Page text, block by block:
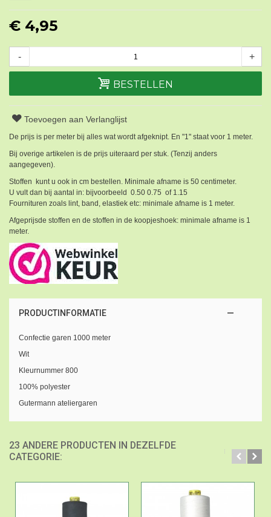
€ 4,95
- +
BESTELLEN
Toevoegen aan Verlanglijst
De prijs is per meter bij alles wat wordt afgeknipt. En "1" staat voor 1 meter.
Bij overige artikelen is de prijs uiteraard per stuk. (Tenzij anders
aangegeven).
Stoffen kunt u ook in cm bestellen. Minimale afname is 50 centimeter.
U vult dan bij aantal in: bijvoorbeeld 0.50 0.75 of 1.15
Fournituren zoals lint, band, elastiek etc: minimale afname is 1 meter.
Afgeprijsde stoffen en de stoffen in de koopjeshoek: minimale afname is 1
meter.
PRODUCTINFORMATIE
Confectie garen 1000 meter
Wit
Kleurnummer 800
100% polyester
Gutermann ateliergaren
23 ANDERE PRODUCTEN IN DEZELFDE
CATEGORIE: